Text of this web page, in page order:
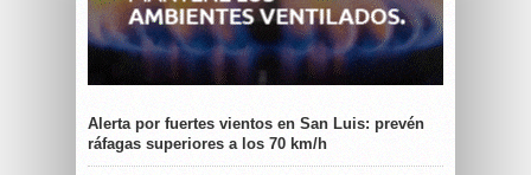
Alerta por fuertes vientos en San Luis: prevén
ráfagas superiores a los 70 km/h